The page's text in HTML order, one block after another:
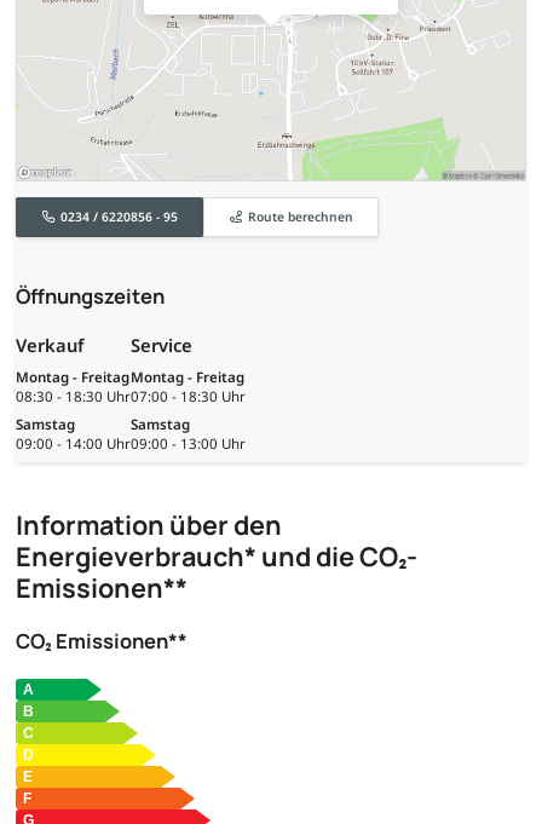
0234 / 6220856 - 95 Route berechnen
Öffnungszeiten
Verkauf
Montag - Freitag
08:30 - 18:30 Uhr
Samstag
09:00 - 14:00 Uhr
Service
Montag - Freitag
07:00 - 18:30 Uhr
Samstag
09:00 - 13:00 Uhr
Information über den
Energieverbrauch* und die CO₂-
Emissionen**
CO₂ Emissionen**